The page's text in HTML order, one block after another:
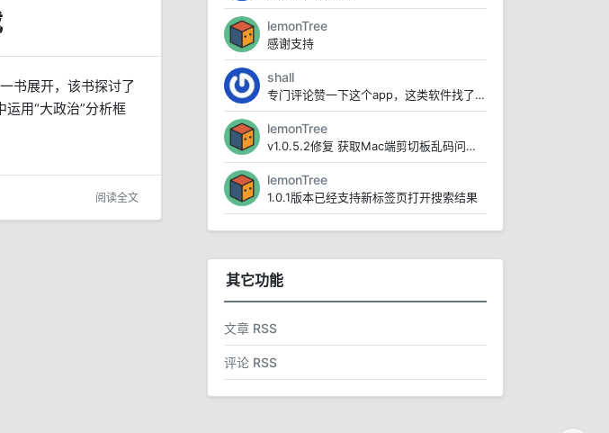
书展开，该书探讨了
用“大政治”分析框
阅读全文
lemonTree
感谢支持
shall
专门评论赞一下这个app，这类软件找了好久，试过例如lanDrop 、闪电藤 localsen...
lemonTree
v1.0.5.2修复 获取Mac端剪切板乱码问题https://www.123pan.com/...
lemonTree
1.0.1版本已经支持新标签页打开搜索结果
其它功能
文章 RSS
评论 RSS